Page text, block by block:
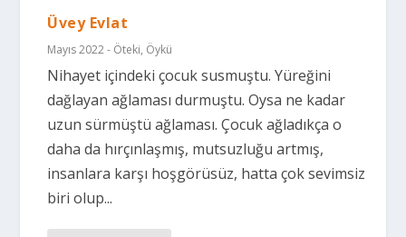
Üvey Evlat
Mayıs 2022 - Öteki, Öykü
Nihayet içindeki çocuk susmuştu. Yüreğini
dağlayan ağlaması durmuştu. Oysa ne kadar
uzun sürmüştü ağlaması. Çocuk ağladıkça o
daha da hırçınlaşmış, mutsuzluğu artmış,
insanlara karşı hoşgörüsüz, hatta çok sevimsiz
biri olup...